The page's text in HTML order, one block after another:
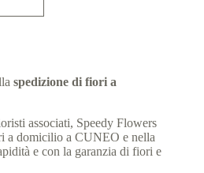
spedizione di fiori a
associati, Speedy Flowers
a domicilio a CUNEO e nella
e con la garanzia di fiori e